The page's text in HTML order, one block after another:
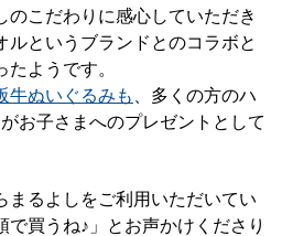
のこだわりに感心していただき
ルというブランドとのコラボと
ようです。
牛ぬいぐるみも
、多くの方のハ
お子さまへのプレゼントとして
まるよしをご利用いただいてい
で買うね♪」とお声かけくださり